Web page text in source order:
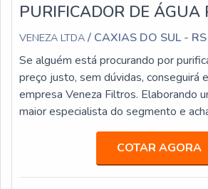
PURIFICADOR DE ÁGUA
VENEZA LTDA / CAXIAS DO SUL - RS
Se alguém está procurando por
preço justo, sem dúvidas, conseguirá
empresa Veneza Filtros. Elaborando
maior especialista do segmento e
qualidade e custo benefício.Quando o
purificador de água preço acessível,
colaboradores da Veneza Filtros o
excelente custo-benefício com
COTAR AGORA